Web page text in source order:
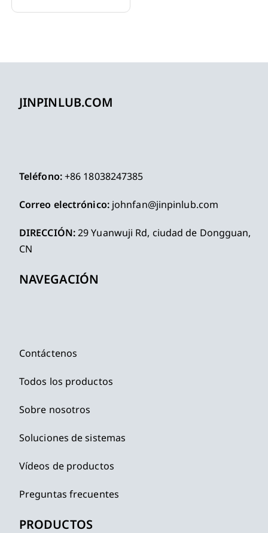
JINPINLUB.COM
Teléfono:+86 18038247385
Correo electrónico: johnfan@jinpinlub.com
DIRECCIÓN:29 Yuanwuji Rd, ciudad de Dongguan,
CN
NAVEGACIÓN
Contáctenos
Todos los productos
Sobre nosotros
Soluciones de sistemas
Vídeos de productos
Preguntas frecuentes
PRODUCTOS